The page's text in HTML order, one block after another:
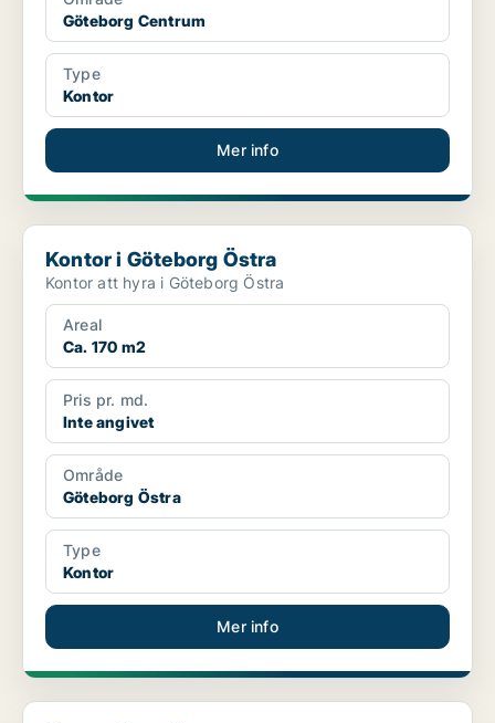
Göteborg Centrum
Type
Kontor
Mer info
Kontor i Göteborg Östra
Kontor i Göteborg Östra
Kontor att hyra i Göteborg Östra
Areal
Ca. 170 m2
Pris pr. md.
Inte angivet
Område
Göteborg Östra
Type
Kontor
Mer info
Kontor i Lundby